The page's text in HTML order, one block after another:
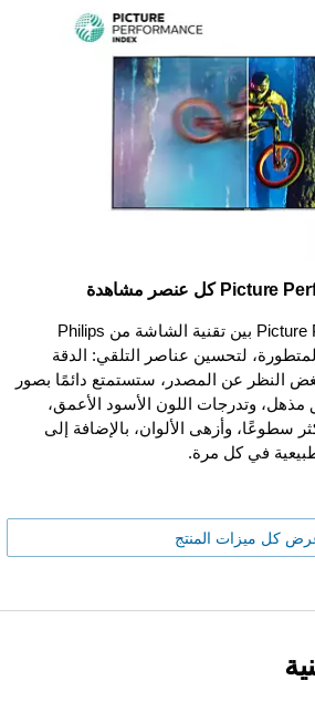
يجمع Picture Performance Index بين تقنية الشاشة من Philips
لتحسين عناصر التلقي: الدقة
بغض النظر عن المصدر، ستستمتع دائمًا بصور
وتدرجات اللون الأسود الأعمق،
سطوعًا، وأزهى الألوان، بالإضافة إلى
في كل مرة.
كل ميزات المنتج